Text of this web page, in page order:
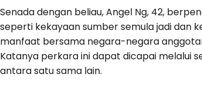
Senada dengan beliau, Angel Ng, 42,
seperti kekayaan sumber semula jadi dan
manfaat bersama negara-negara
Katanya perkara ini dapat dicapai melalui
antara satu sama lain.